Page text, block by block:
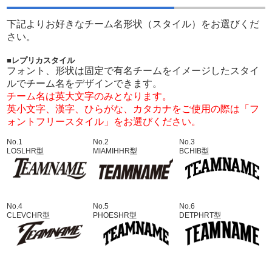
下記よりお好きなチーム名形状（スタイル）をお選びくだ
さい。
■レプリカスタイル
フォント、形状は固定で有名チームをイメージしたスタイ
ルでチーム名をデザインできます。
チーム名は英大文字のみとなります。
英小文字、漢字、ひらがな、カタカナをご使用の際は「フ
ォントフリースタイル」をお選びください。
No.1
LOSLHR型
No.2
MIAMIHHR型
No.3
BCHIB型
No.4
CLEVCHR型
No.5
PHOESHR型
No.6
DETPHRT型